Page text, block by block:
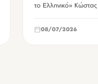
το Ελληνικό»
08/07/2026